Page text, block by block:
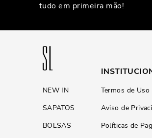
tudo em primeira mão!
NEW IN
SAPATOS
BOLSAS
Termos de Uso
Aviso de
Políticas de